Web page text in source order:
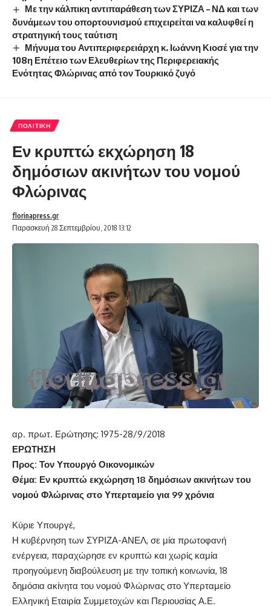
Με την κάλπικη αντιπαράθεση των ΣΥΡΙΖΑ – ΝΔ και των
δυνάμεων του οπορτουνισμού επιχειρείται να καλυφθεί η
στρατηγική τους ταύτιση
Μήνυμα του Αντιπεριφερειάρχη κ. Ιωάννη Κιοσέ για την
108η Επέτειο των Ελευθερίων της Περιφερειακής
Ενότητας Φλώρινας από τον Τουρκικό ζυγό
ΠΟΛΙΤΙΚΉ
Εν κρυπτώ εκχώρηση 18
δημόσιων ακινήτων του νομού
Φλώρινας
Παρασκευή 28 Σεπτεμβρίου, 2018 13:12
florinapress.gr
αρ. πρωτ. Ερώτησης: 1975-28/9/2018
ΕΡΩΤΗΣΗ
Προς: Τον Υπουργό Οικονομικών
Θέμα: Εν κρυπτώ εκχώρηση 18 δημόσιων ακινήτων του
νομού Φλώρινας στο Υπερταμείο για 99 χρόνια
Κύριε Υπουργέ,
Η κυβέρνηση των ΣΥΡΙΖΑ-ΑΝΕΛ, σε μία πρωτοφανή
ενέργεια, παραχώρησε εν κρυπτώ και χωρίς καμία
προηγούμενη διαβούλευση με την τοπική κοινωνία, 18
δημόσια ακίνητα του νομού Φλώρινας στο Υπερταμείο
Ελληνική Εταιρία Συμμετοχών και Περιουσίας Α.Ε.